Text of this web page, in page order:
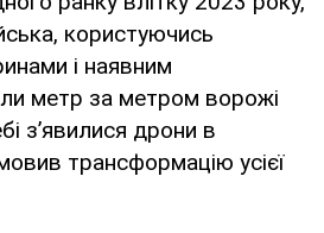
користуючись
і наявним
метр за метром ворожі
з’явилися дрони в
трансформацію усієї